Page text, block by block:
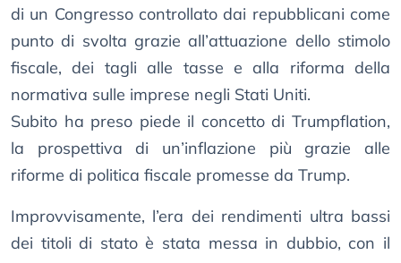
di un Congresso controllato dai repubblicani come
punto di svolta grazie all’attuazione dello stimolo
fiscale, dei tagli alle tasse e alla riforma della
normativa sulle imprese negli Stati Uniti.
Subito ha preso piede il concetto di Trumpflation,
la prospettiva di un’inflazione più grazie alle
riforme di politica fiscale promesse da Trump.
Improvvisamente, l’era dei rendimenti ultra bassi
dei titoli di stato è stata messa in dubbio, con il